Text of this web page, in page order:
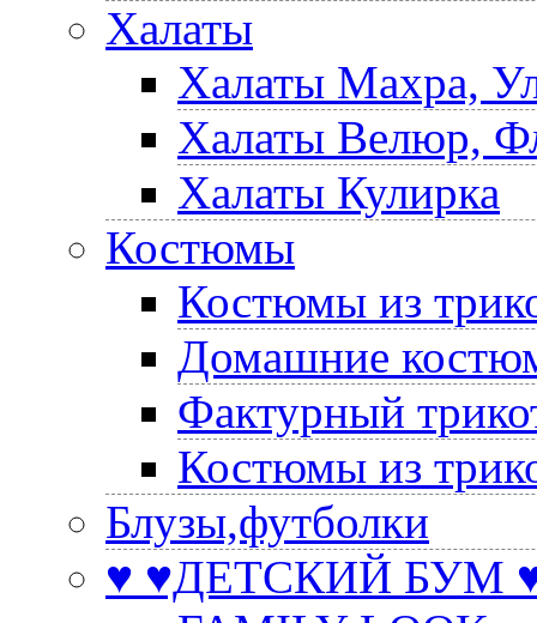
Халаты
Халаты Махра,
Халаты Велюр,
Халаты Кулирка
Костюмы
Костюмы из
Домашние
Фактурный
Костюмы из
Блузы,футболки
♥ ♥ДЕТСКИЙ БУМ